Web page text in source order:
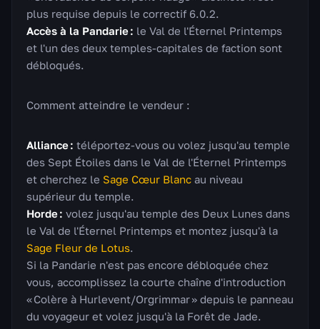
plus requise depuis le correctif 6.0.2.
Accès à la Pandarie : le Val de l'Éternel Printemps
et l'un des deux temples-capitales de faction sont
débloqués.
Comment atteindre le vendeur :
Alliance : téléportez-vous ou volez jusqu'au temple
des Sept Étoiles dans le Val de l'Éternel Printemps
et cherchez le Sage Cœur Blanc au niveau
supérieur du temple.
Horde : volez jusqu'au temple des Deux Lunes dans
le Val de l'Éternel Printemps et montez jusqu'à la
Sage Fleur de Lotus
Si la Pandarie n'est pas encore débloquée chez
vous, accomplissez la courte chaîne d'introduction
« Colère à Hurlevent/Orgrimmar » depuis le panneau
du voyageur et volez jusqu'à la Forêt de Jade.